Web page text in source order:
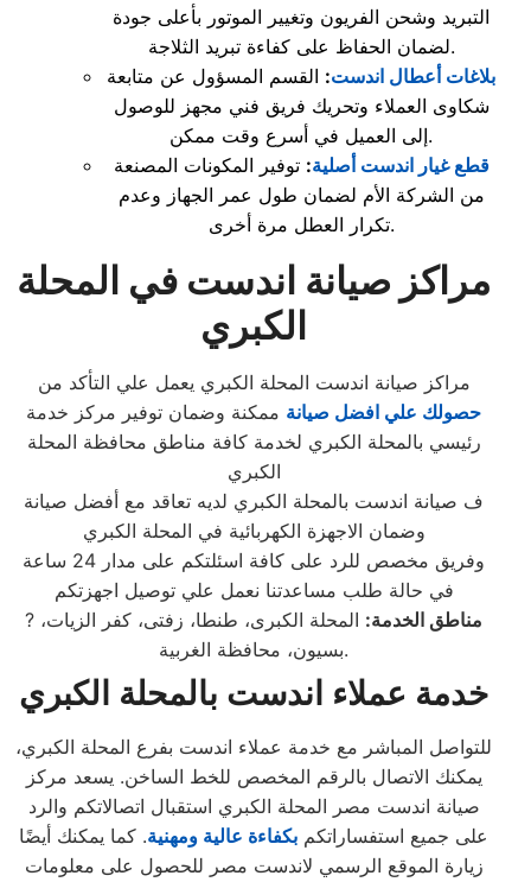
التبريد وشحن الفريون وتغيير الموتور بأعلى جودة
لضمان الحفاظ على كفاءة تبريد الثلاجة.
بلاغات أعطال اندست: القسم المسؤول عن متابعة
شكاوى العملاء وتحريك فريق فني مجهز للوصول
إلى العميل في أسرع وقت ممكن.
قطع غيار اندست أصلية: توفير المكونات المصنعة
من الشركة الأم لضمان طول عمر الجهاز وعدم
تكرار العطل مرة أخرى.
مراكز صيانة اندست في المحلة
الكبري
مراكز صيانة اندست المحلة الكبري يعمل علي التأكد من
حصولك علي افضل صيانة ممكنة وضمان توفير مركز خدمة
رئيسي بالمحلة الكبري لخدمة كافة مناطق محافظة المحلة
الكبري
ف صيانة اندست بالمحلة الكبري لديه تعاقد مع أفضل صيانة
وضمان الاجهزة الكهربائية في المحلة الكبري
وفريق مخصص للرد على كافة اسئلتكم على مدار 24 ساعة
في حالة طلب مساعدتنا نعمل علي توصيل اجهزتكم
?
مناطق الخدمة: المحلة الكبرى، طنطا، زفتى، كفر الزيات،
بسيون، محافظة الغربية.
خدمة عملاء اندست بالمحلة الكبري
للتواصل المباشر مع خدمة عملاء اندست بفرع المحلة الكبري،
يمكنك الاتصال بالرقم المخصص للخط الساخن. يسعد مركز
صيانة اندست مصر المحلة الكبري استقبال اتصالاتكم والرد
على جميع استفساراتكم بكفاءة عالية ومهنية. كما يمكنك أيضًا
زيارة الموقع الرسمي لاندست مصر للحصول على معلومات